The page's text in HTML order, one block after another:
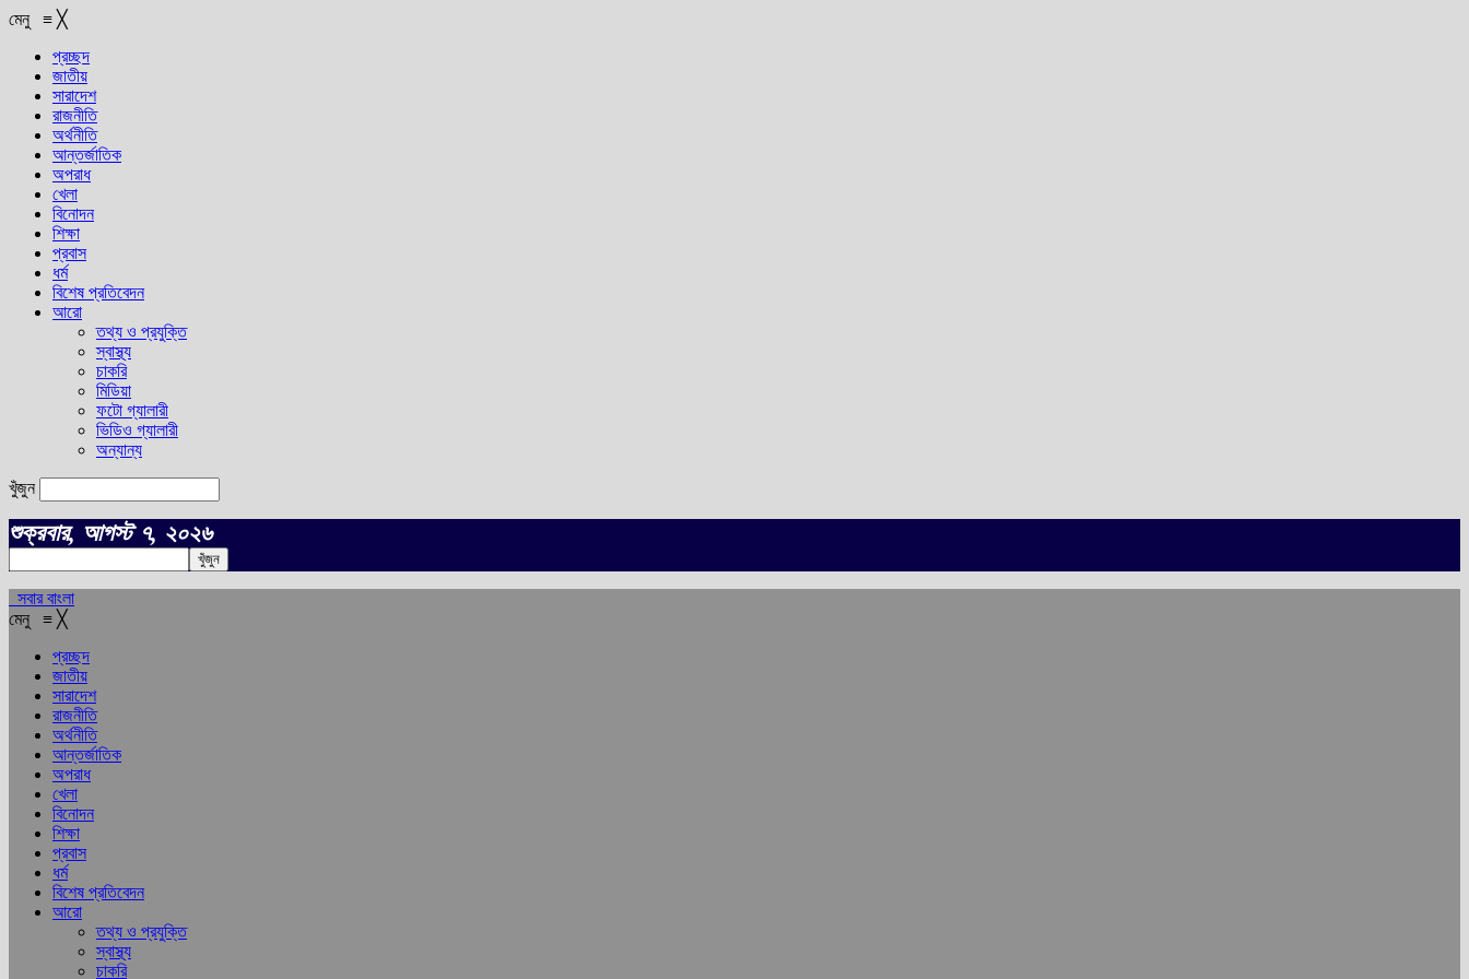
মেনু ≡ ╳
প্রচ্ছদ
জাতীয়
সারাদেশ
রাজনীতি
অর্থনীতি
আন্তর্জাতিক
অপরাধ
খেলা
বিনোদন
শিক্ষা
প্রবাস
ধর্ম
বিশেষ প্রতিবেদন
আরো
তথ্য ও প্রযুক্তি
স্বাস্থ্য
চাকরি
মিডিয়া
ফটো গ্যালারী
ভিডিও গ্যালারী
অন্যান্য
খুঁজুন
শুক্রবার, আগস্ট ৭, ২০২৬
সবার বাংলা
মেনু ≡ ╳
প্রচ্ছদ
জাতীয়
সারাদেশ
রাজনীতি
অর্থনীতি
আন্তর্জাতিক
অপরাধ
খেলা
বিনোদন
শিক্ষা
প্রবাস
ধর্ম
বিশেষ প্রতিবেদন
আরো
তথ্য ও প্রযুক্তি
স্বাস্থ্য
চাকরি